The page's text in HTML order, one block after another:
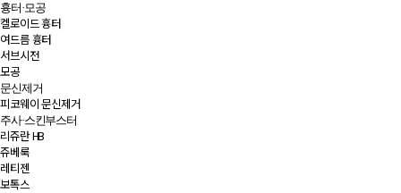
흉터·모공
켈로이드 흉터
여드름 흉터
서브시전
모공
문신제거
피코웨이 문신제거
주사·스킨부스터
리쥬란 HB
쥬베룩
레티젠
보톡스